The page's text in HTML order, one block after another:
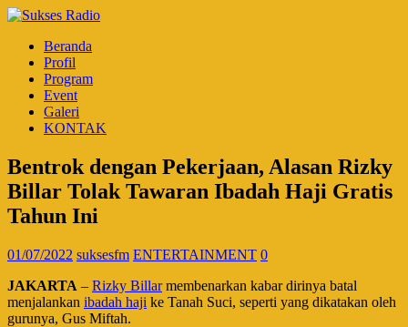
Beranda
Profil
Program
Event
Galeri
KONTAK
Bentrok dengan Pekerjaan, Alasan Rizky
Billar Tolak Tawaran Ibadah Haji Gratis
Tahun Ini
01/07/2022 suksesfm ENTERTAINMENT 0
JAKARTA – Rizky Billarmembenarkan kabar dirinya batal
menjalankan ibadah haji ke Tanah Suci, seperti yang dikatakan oleh
gurunya, Gus Miftah.